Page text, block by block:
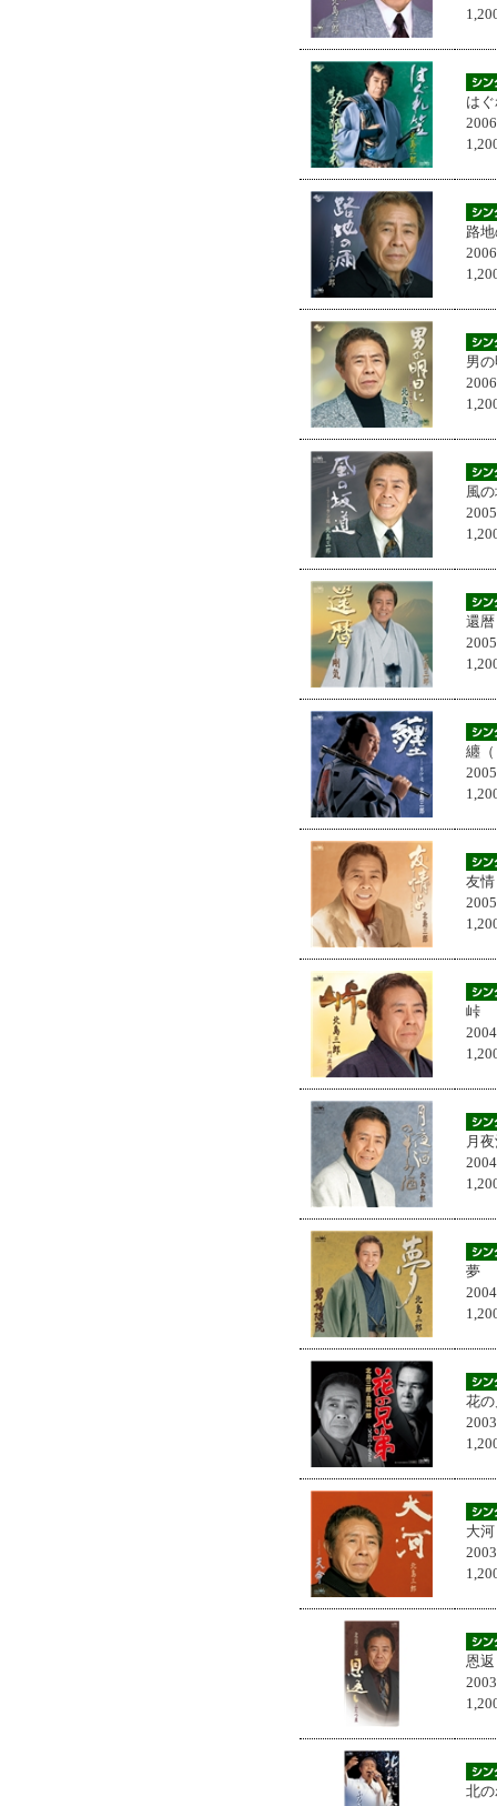
は
路
男
風
還暦
纏
友
峠
月
夢
花
大河
恩
北